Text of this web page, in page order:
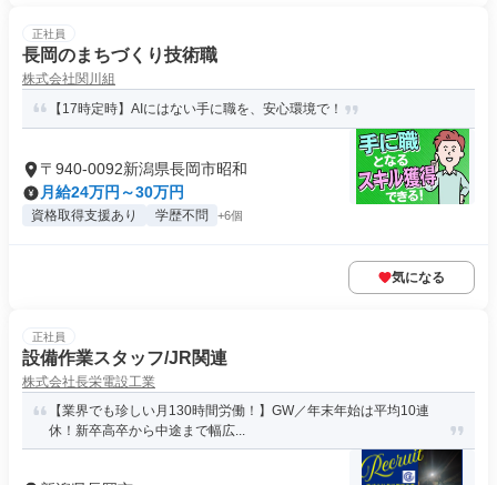
正社員
長岡のまちづくり技術職
株式会社関川組
【17時定時】AIにはない手に職を、安心環境で！
〒940-0092新潟県長岡市昭和
月給24万円～30万円
資格取得支援あり 学歴不問 +6個
気になる
正社員
設備作業スタッフ/JR関連
株式会社長栄電設工業
【業界でも珍しい月130時間労働！】GW／年末年始は平均10連
休！新卒高卒から中途まで幅広...